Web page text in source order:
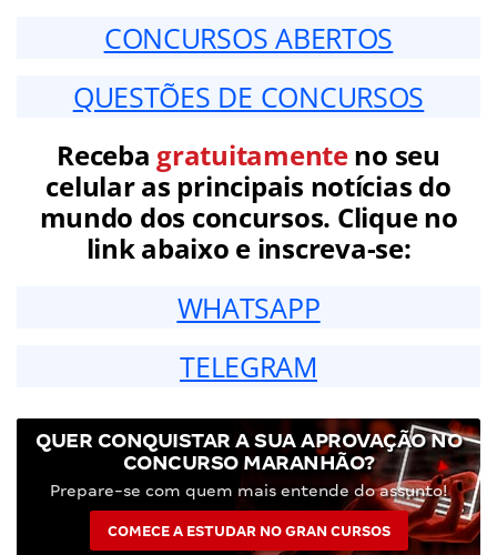
CONCURSOS ABERTOS
QUESTÕES DE CONCURSOS
Receba gratuitamenteno seu
celular as principais notícias do
mundo dos concursos. Clique no
link abaixo e inscreva-se:
WHATSAPP
TELEGRAM
QUER CONQUISTAR A SUA APROVAÇÃO NO
CONCURSO MARANHÃO?
Prepare-se com quem mais entende do assunto!
COMECE A ESTUDAR NO GRAN CURSOS